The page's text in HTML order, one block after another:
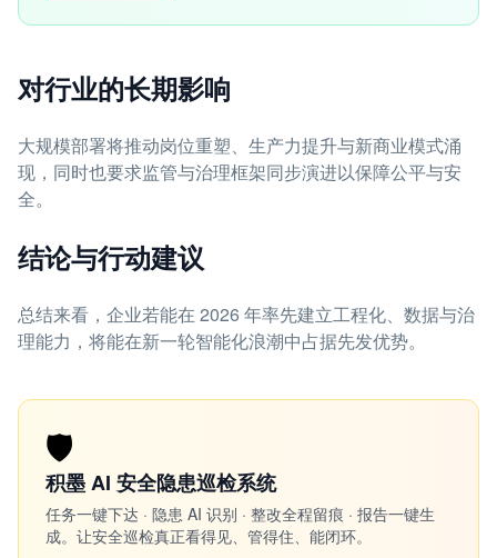
对行业的长期影响
大规模部署将推动岗位重塑、生产力提升与新商业模式涌
现，同时也要求监管与治理框架同步演进以保障公平与安
全。
结论与行动建议
总结来看，企业若能在 2026 年率先建立工程化、数据与治
理能力，将能在新一轮智能化浪潮中占据先发优势。
🛡️
积墨 AI 安全隐患巡检系统
任务一键下达 · 隐患 AI 识别 · 整改全程留痕 · 报告一键生
成。让安全巡检真正看得见、管得住、能闭环。